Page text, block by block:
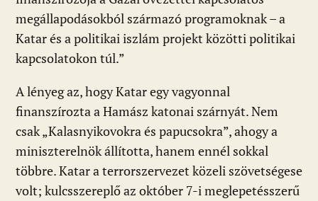
megállapodásokból származó programoknak – a
Katar és a politikai iszlám projekt közötti politikai
kapcsolatokon túl.”
A lényeg az, hogy Katar egy vagyonnal
finanszírozta a Hamász katonai szárnyát. Nem
csak „Kalasnyikovokra és papucsokra”, ahogy a
miniszterelnök állította, hanem ennél sokkal
többre. Katar a terrorszervezet közeli szövetségese
volt; kulcsszereplő az október 7-i meglepetésszerű